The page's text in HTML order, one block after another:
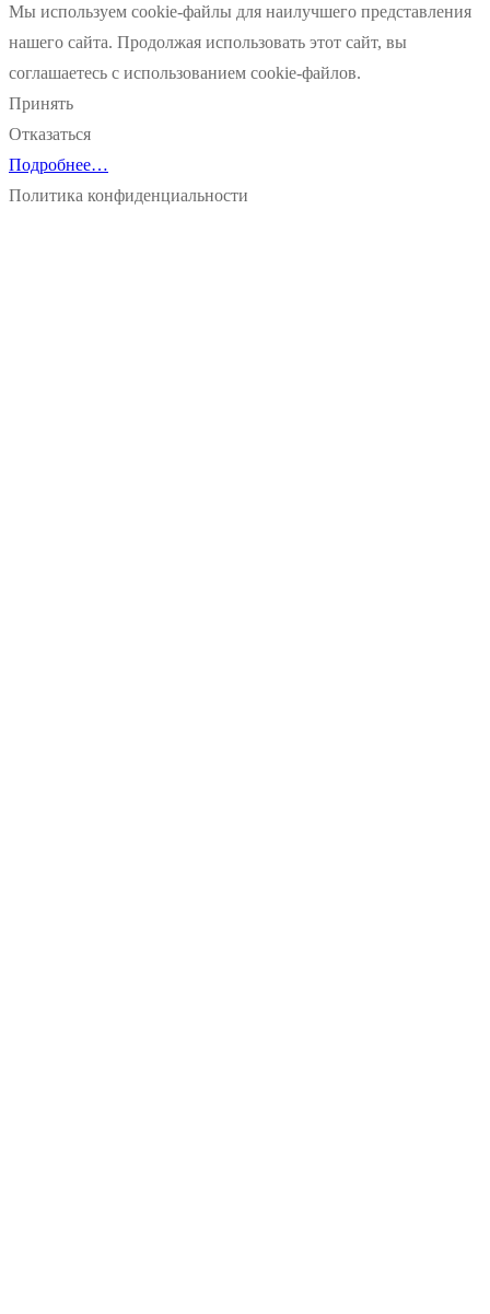
Мы используем cookie-файлы для наилучшего представления
нашего сайта. Продолжая использовать этот сайт, вы
соглашаетесь с использованием cookie-файлов.
Принять
Отказаться
Подробнее…
Политика конфиденциальности